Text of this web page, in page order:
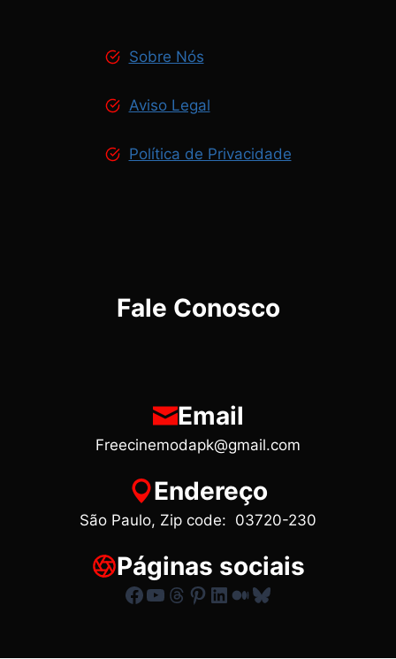
Sobre Nós
Aviso Legal
Política de Privacidade
Fale Conosco
Email
Freecinemodapk@gmail.com
Endereço
São Paulo, Zip code: 03720-230
Páginas sociais
Facebook
Youtube
Threads
Pinterest
LinkedIn
Medium
Bluesky